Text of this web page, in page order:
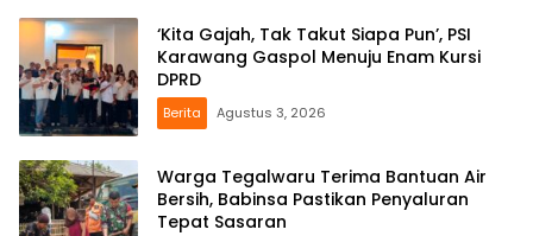
‘Kita Gajah, Tak Takut Siapa Pun’, PSI
Karawang Gaspol Menuju Enam Kursi
DPRD
Berita Agustus 3, 2026
Warga Tegalwaru Terima Bantuan Air
Bersih, Babinsa Pastikan Penyaluran
Tepat Sasaran